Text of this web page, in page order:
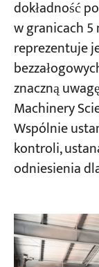
dokładność
w granicach
reprezentuje
znaczną
Machinery
Wspólnie
kontroli,
odniesienia